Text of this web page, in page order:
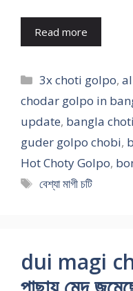
Read more
Categories
3x choti golpo,
chodar golpo in
update, bangla
guder golpo chobi,
Hot Choty Golpo,
Tags
বেশ্যা মাগী চটি
dui magi